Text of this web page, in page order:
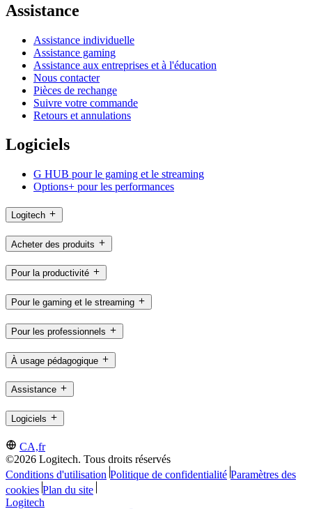
Assistance
Assistance individuelle
Assistance gaming
Assistance aux entreprises et à l'éducation
Nous contacter
Pièces de rechange
Suivre votre commande
Retours et annulations
Logiciels
G HUB pour le gaming et le streaming
Options+ pour les performances
Logitech
Acheter des produits
Pour la productivité
Pour le gaming et le streaming
Pour les professionnels
À usage pédagogique
Assistance
Logiciels
CA,fr
©2026 Logitech. Tous droits réservés
Conditions d'utilisation Politique de confidentialité Paramètres des
cookies Plan du site
Logitech